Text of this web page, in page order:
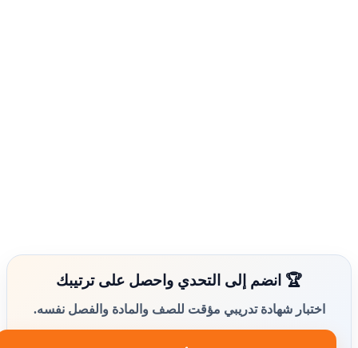
🏆 انضم إلى التحدي واحصل على ترتيبك
اختبار شهادة تدريبي مؤقت للصف والمادة والفصل نفسه.